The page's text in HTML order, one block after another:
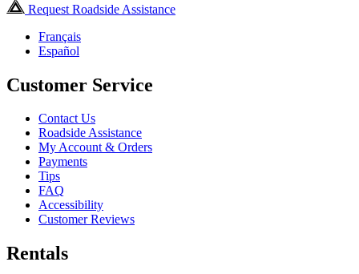
Request Roadside Assistance
Français
Español
Customer Service
Contact Us
Roadside Assistance
My Account & Orders
Payments
Tips
FAQ
Accessibility
Customer Reviews
Rentals